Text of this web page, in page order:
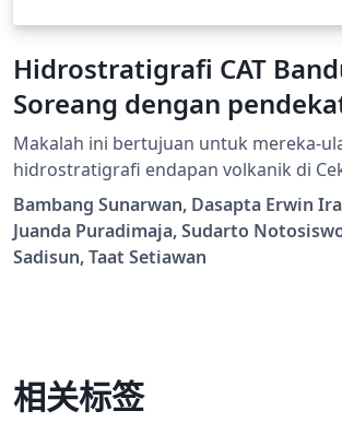
Hidrostratigrafi CAT
Soreang dengan
analisis log resistivitas
pemboran
Makalah ini bertujuan untuk mereka-
hidrostratigrafi endapan volkanik di
Tanah (CAT) Bandung-Soreang dengan
analisis data (logging) pemboran. Data
meliputi data posisi dan debit mataair
gali (100 titik), dan sumur pengeboran
utara Sungai Citarum berasal dari
Tangkubanparahu (2064 mdpl).
Bambang Sunarwan, Dasapta Erwin
Juanda Puradimaja, Sudarto
Sadisun, Taat Setiawan
相关标签